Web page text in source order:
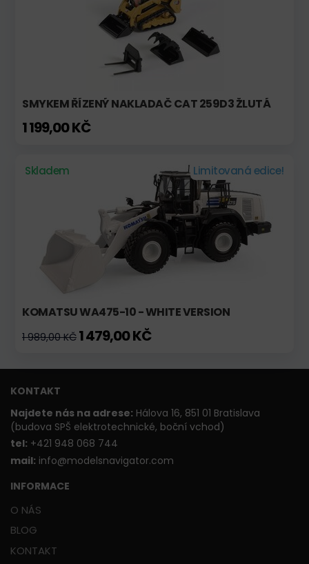
SMYKEM ŘÍZENÝ NAKLADAČ CAT 259D3 ŽLUTÁ
1 199,00 KČ
Skladem Limitovaná edice!
KOMATSU WA475-10 - WHITE VERSION
1 989,00 KČ 1 479,00 KČ
KONTAKT
Najdete nás na adrese: Hálova 16, 851 01 Bratislava
(budova SPŠ elektrotechnické, boční vchod)
tel: +421 948 068 744
mail: info@modelsnavigator.com
INFORMACE
O NÁS
BLOG
KONTAKT